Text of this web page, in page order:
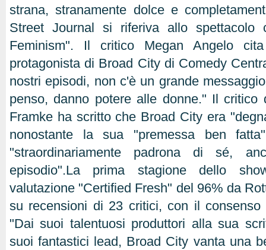
strana, stranamente dolce e
Street Journal si riferiva allo spettacolo
Feminism". Il critico Megan Angelo
protagonista di Broad City di Comedy
nostri episodi, non c'è un grande
penso, danno potere alle donne." Il critico
Framke ha scritto che Broad City era
nonostante la sua "premessa ben
"straordinariamente padrona di sé,
episodio".La prima stagione dello
valutazione "Certified Fresh" del 96% da
su recensioni di 23 critici, con il
"Dai suoi talentuosi produttori alla sua
suoi fantastici lead, Broad City vanta una